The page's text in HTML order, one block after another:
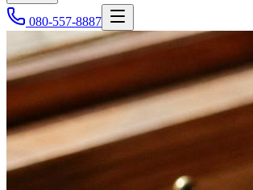
080-557-8887